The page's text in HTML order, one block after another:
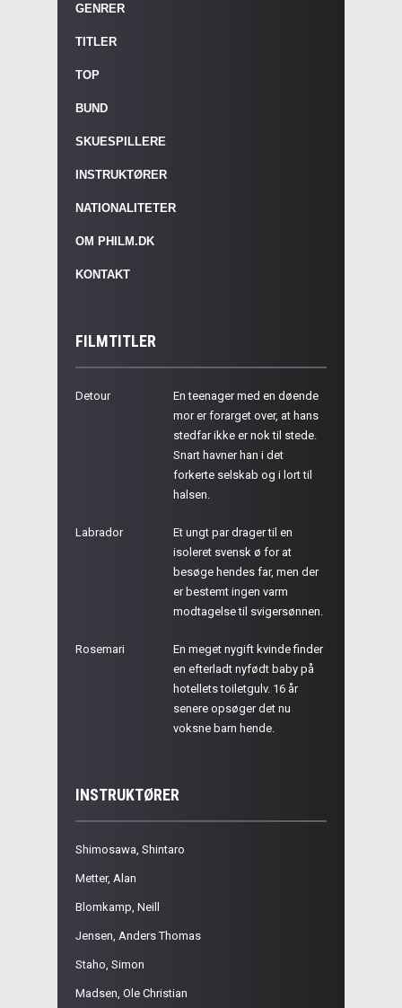
GENRER
TITLER
TOP
BUND
SKUESPILLERE
INSTRUKTØRER
NATIONALITETER
OM PHILM.DK
KONTAKT
FILMTITLER
Detour
En teenager med en døende
mor er forarget over, at hans
stedfar ikke er nok til stede.
Snart havner han i det
forkerte selskab og i lort til
halsen.
Labrador
Et ungt par drager til en
isoleret svensk ø for at
besøge hendes far, men der
er bestemt ingen varm
modtagelse til svigersønnen.
Rosemari
En meget nygift kvinde finder
en efterladt nyfødt baby på
hotellets toiletgulv. 16 år
senere opsøger det nu
voksne barn hende.
INSTRUKTØRER
Shimosawa, Shintaro
Metter, Alan
Blomkamp, Neill
Jensen, Anders Thomas
Staho, Simon
Madsen, Ole Christian